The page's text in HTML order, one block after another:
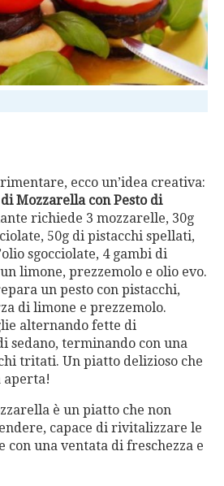
ecco un’idea creativa:
Mozzarella con Pesto di
richiede 3 mozzarelle, 30g
50g di pistacchi spellati,
sgocciolate, 4 gambi di
limone, prezzemolo e olio evo.
un pesto con pistacchi,
di limone e prezzemolo.
alternando fette di
sedano, terminando con una
tritati. Un piatto delizioso che
aperta!
è un piatto che non
capace di rivitalizzare le
con una ventata di freschezza e